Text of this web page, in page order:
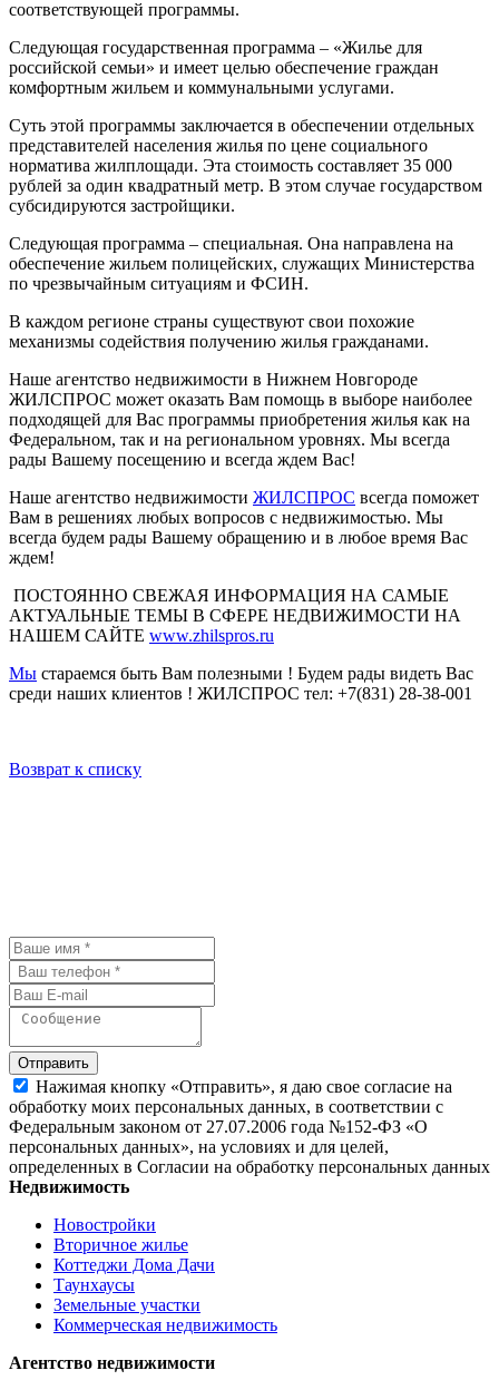
соответствующей программы.
Следующая государственная программа – «Жилье для
российской семьи» и имеет целью обеспечение граждан
комфортным жильем и коммунальными услугами.
Суть этой программы заключается в обеспечении отдельных
представителей населения жилья по цене социального
норматива жилплощади. Эта стоимость составляет 35 000
рублей за один квадратный метр. В этом случае государством
субсидируются застройщики.
Следующая программа – специальная. Она направлена на
обеспечение жильем полицейских, служащих Министерства
по чрезвычайным ситуациям и ФСИН.
В каждом регионе страны существуют свои похожие
механизмы содействия получению жилья гражданами.
Наше агентство недвижимости в Нижнем Новгороде
ЖИЛСПРОС может оказать Вам помощь в выборе наиболее
подходящей для Вас программы приобретения жилья как на
Федеральном, так и на региональном уровнях. Мы всегда
рады Вашему посещению и всегда ждем Вас!
Наше агентство недвижимости ЖИЛСПРОС всегда поможет
Вам в решениях любых вопросов с недвижимостью. Мы
всегда будем рады Вашему обращению и в любое время Вас
ждем!
ПОСТОЯННО СВЕЖАЯ ИНФОРМАЦИЯ НА САМЫЕ
АКТУАЛЬНЫЕ ТЕМЫ В СФЕРЕ НЕДВИЖИМОСТИ НА
НАШЕМ САЙТЕ www.zhilspros.ru
Мы стараемся быть Вам полезными ! Будем рады видеть Вас
среди наших клиентов ! ЖИЛСПРОС тел: +7(831) 28-38-001
Возврат к списку
Отправить
Нажимая кнопку «Отправить», я даю свое согласие на
обработку моих персональных данных, в соответствии с
Федеральным законом от 27.07.2006 года №152-ФЗ «О
персональных данных», на условиях и для целей,
определенных в Согласии на обработку персональных данных
Недвижимость
Новостройки
Вторичное жилье
Коттеджи Дома Дачи
Таунхаусы
Земельные участки
Коммерческая недвижимость
Агентство недвижимости